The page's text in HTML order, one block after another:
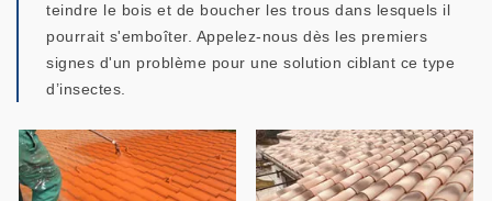
teindre le bois et de boucher les trous dans lesquels il
pourrait s'emboîter. Appelez-nous dès les premiers
signes d'un problème pour une solution ciblant ce type
d’insectes.